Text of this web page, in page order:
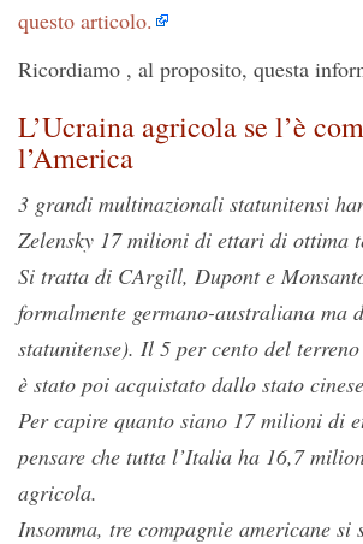
questo articolo.
Ricordiamo , al proposito, questa
L’Ucraina agricola se l’è
l’America
3 grandi multinazionali statunitensi
Zelensky 17 milioni di ettari di ottima
Si tratta di CArgill, Dupont e
formalmente germano-australiana ma
statunitense). Il 5 per cento del
è stato poi acquistato dallo stato
Per capire quanto siano 17 milioni di
pensare che tutta l’Italia ha 16,7
agricola.
Insomma, tre compagnie americane si